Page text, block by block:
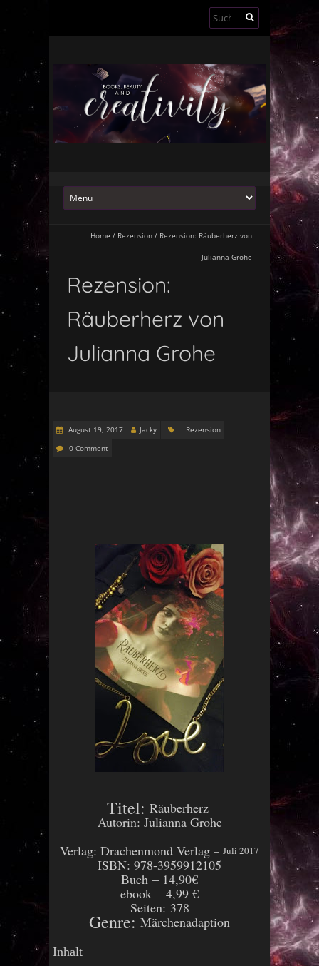
Suchen
nach:
Home / Rezension / Rezension: Räuberherz von
Julianna Grohe
Rezension:
Räuberherz von
Julianna Grohe
August 19, 2017 Jacky
Rezension
0 Comment
Titel: Räuberherz
Autorin: Julianna Grohe
Verlag: Drachenmond Verlag – Juli 2017
ISBN: 978-3959912105
Buch – 14,90€
ebook – 4,99 €
Seiten: 378
Genre: Märchenadaption
Inhalt